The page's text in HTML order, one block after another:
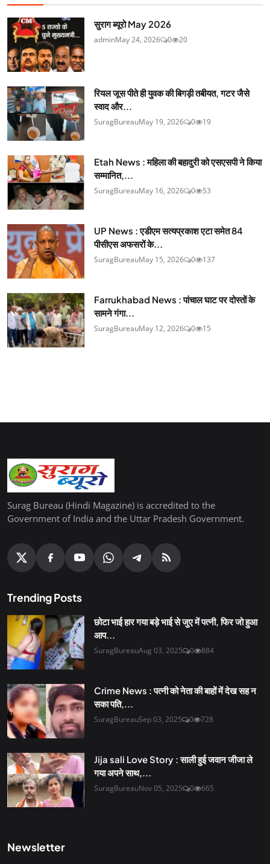
सुराग ब्यूरो May 2026
adminMay 24, 2026 0 20
रियल जूस पीते ही युवक की बिगड़ी तबीयत, गटर जैसे
स्वाद और...
SuragBureauMay 19, 2026 0 19
Etah News : महिला की बहादुरी को एसएसपी ने किया
सम्मानित,...
SuragBureauMay 16, 2026 0 53
UP News : एडीएम सत्यप्रकाश एटा समेत 84
पीसीएस अफसरों के...
SuragBureauMay 15, 2026 0 137
Farrukhabad News : पांचाल घाट पर दोस्तों के
सामने गंगा...
SuragBureauMay 12, 2026 0 15
Surag Bureau (Hindi Magazine) is accredited to the
Government of India and the Uttar Pradesh Government.
Trending Posts
छोटा भाई हार गया बड़े भाई से जुए में पत्नी, फिर जो हुआ
आप...
SuragBureauAug 03, 2025 0 884
Crime News : पत्नी को नेता की बाहों में देख सह न
सका पति,...
SuragBureauSep 03, 2025 0 728
Jija sali Love Story : साली हुई जवान जीजा ले
गया अपने साथ,...
SuragBureauNov 05, 2025 0 665
Newsletter